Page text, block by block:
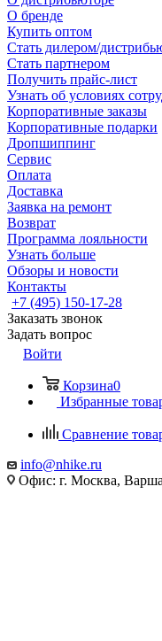
О бренде
Купить оптом
Стать дилером/
Стать партнером
Получить прайс-лист
Узнать об условиях
Корпоративные заказы
Корпоративные подарки
Дропшиппинг
Сервис
Оплата
Доставка
Заявка на ремонт
Возврат
Программа лояльности
Узнать больше
Обзоры и новости
Контакты
+7 (495) 150-17-28
Заказать звонок
Задать вопрос
Войти
Корзина0
Избранные
Сравнение
info@nhike.ru
Офис: г. Москва,